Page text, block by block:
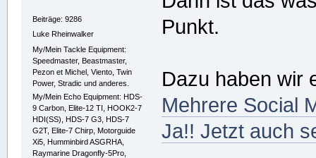
Beiträge: 9286
Luke Rheinwalker
My/Mein Tackle Equipment:
Speedmaster, Beastmaster,
Pezon et Michel, Viento, Twin
Power, Stradic und anderes.
My/Mein Echo Equipment: HDS-
9 Carbon, Elite-12 TI, HOOK2-7
HDI(SS), HDS-7 G3, HDS-7
G2T, Elite-7 Chirp, Motorguide
Xi5, Humminbird ASGRHA,
Raymarine Dragonfly-5Pro,
Punkt.
Dazu haben wir
Mehrere Social
Ja!! Jetzt auch